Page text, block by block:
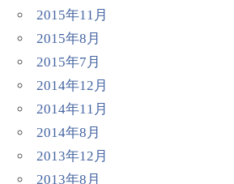
2015年11月
2015年8月
2015年7月
2014年12月
2014年11月
2014年8月
2013年12月
2013年8月